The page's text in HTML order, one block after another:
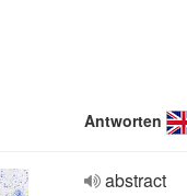
Antworten
abstract